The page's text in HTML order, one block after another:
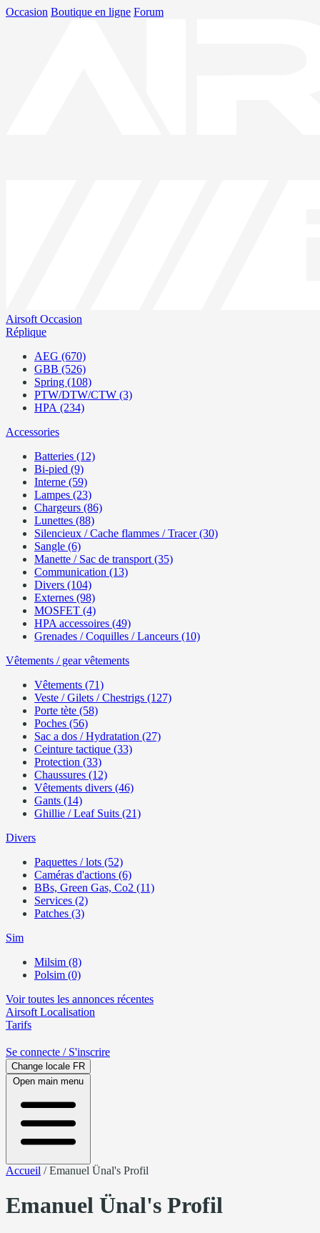
Occasion Boutique en ligne Forum
Airsoft Occasion
Réplique
AEG (670)
GBB (526)
Spring (108)
PTW/DTW/CTW (3)
HPA (234)
Accessories
Batteries (12)
Bi-pied (9)
Interne (59)
Lampes (23)
Chargeurs (86)
Lunettes (88)
Silencieux / Cache flammes / Tracer (30)
Sangle (6)
Manette / Sac de transport (35)
Communication (13)
Divers (104)
Externes (98)
MOSFET (4)
HPA accessoires (49)
Grenades / Coquilles / Lanceurs (10)
Vêtements / gear vêtements
Vêtements (71)
Veste / Gilets / Chestrigs (127)
Porte tète (58)
Poches (56)
Sac a dos / Hydratation (27)
Ceinture tactique (33)
Protection (33)
Chaussures (12)
Vêtements divers (46)
Gants (14)
Ghillie / Leaf Suits (21)
Divers
Paquettes / lots (52)
Caméras d'actions (6)
BBs, Green Gas, Co2 (11)
Services (2)
Patches (3)
Sim
Milsim (8)
Polsim (0)
Voir toutes les annonces récentes
Airsoft Localisation
Tarifs
Se connecte / S'inscrire
Change locale FR
Open main menu
Accueil /Emanuel Ünal's Profil
Emanuel Ünal's Profil